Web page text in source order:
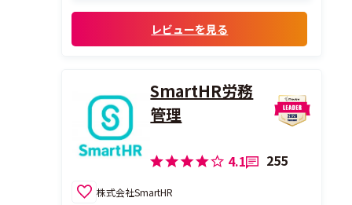
レビューを見る
SmartHR労務
管理
4.1 255
株式会社SmartHR